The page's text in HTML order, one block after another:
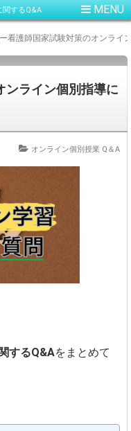
関するQ&A
看護師国家試験対策のオンライ
ンライン個別指導に
オンライン個別授業 Q＆A
するQ&Aをまとめて